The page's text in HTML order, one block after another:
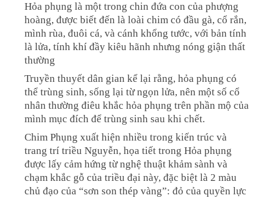
Hỏa phụng là một trong chin đứa con của phượng
hoàng, được biết đến là loài chim có đầu gà, cổ rắn,
mình rùa, đuôi cá, và cánh khổng tước, với bản tính
là lửa, tính khí đầy kiêu hãnh nhưng nóng giận thất
thường
Truyền thuyết dân gian kể lại rằng, hỏa phụng có
thể trùng sinh, sống lại từ ngọn lửa, nên một số cổ
nhân thường điêu khắc hỏa phụng trên phần mộ của
mình mục đích để trùng sinh sau khi chết.
Chim Phụng xuất hiện nhiều trong kiến trúc và
trang trí triều Nguyễn, họa tiết trong Hỏa phụng
được lấy cảm hứng từ nghệ thuật khảm sành và
chạm khắc gỗ của triều đại này, đặc biệt là 2 màu
chủ đạo của “sơn son thép vàng”: đỏ của quyền lực